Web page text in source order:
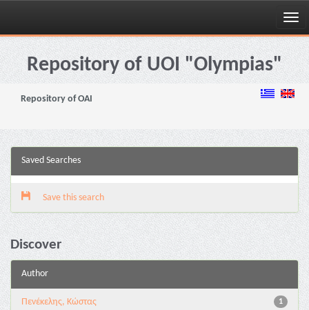
Skip
navigationRepository of UOI "Olympias"
Repository of OAI
Saved Searches
Save this search
Discover
Author
1
Πενέκελης, Κώστας